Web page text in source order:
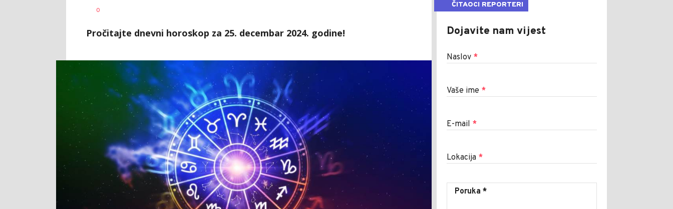
AUTOR
0
Pročitajte dnevni horoskop za 25. decembar 2024. godine!
ČITAOCI REPORTERI
Dojavite nam vijest
Naslov *
Vaše ime *
E-mail *
Lokacija *